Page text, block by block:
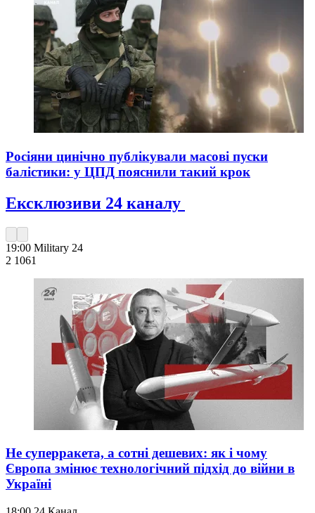
Росіяни цинічно публікували масові пуски
балістики: у ЦПД пояснили такий крок
Ексклюзиви 24 каналу
19:00 Military 24
2 1061
Не суперракета, а сотні дешевих: як і чому
Європа змінює технологічний підхід до війни в
Україні